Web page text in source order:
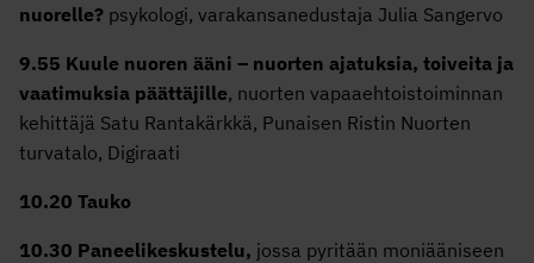
nuorelle? psykologi, varakansanedustaja Julia Sangervo
9.55 Kuule nuoren ääni – nuorten ajatuksia, toiveita ja
vaatimuksia päättäjille, nuorten vapaaehtoistoiminnan
kehittäjä Satu Rantakärkkä, Punaisen Ristin Nuorten
turvatalo, Digiraati
10.20 Tauko
10.30 Paneelikeskustelu, jossa pyritään moniääniseen